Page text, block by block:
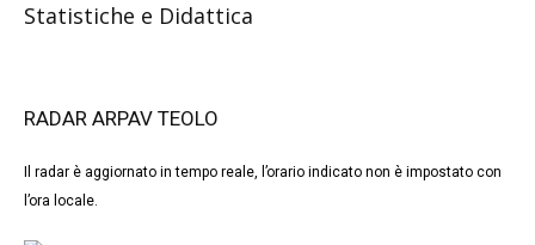
Statistiche e Didattica
RADAR ARPAV TEOLO
Il radar è aggiornato in tempo reale, l’orario indicato non è impostato con
l’ora locale.